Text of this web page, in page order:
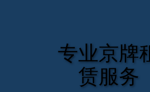
专业京牌
赁服务